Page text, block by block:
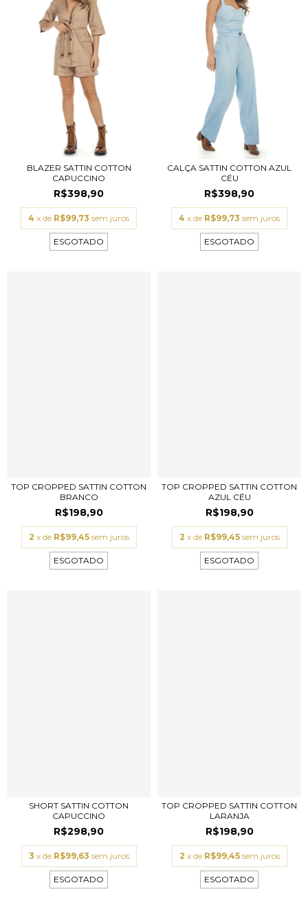
BLAZER SATTIN COTTON
CAPUCCINO
R$398,90
4 x de R$99,73 sem juros
ESGOTADO
CALÇA SATTIN COTTON AZUL
CÉU
R$398,90
4 x de R$99,73 sem juros
ESGOTADO
TOP CROPPED SATTIN COTTON
BRANCO
R$198,90
2 x de R$99,45 sem juros
ESGOTADO
TOP CROPPED SATTIN COTTON
AZUL CÉU
R$198,90
2 x de R$99,45 sem juros
ESGOTADO
SHORT SATTIN COTTON
CAPUCCINO
R$298,90
3 x de R$99,63 sem juros
ESGOTADO
TOP CROPPED SATTIN COTTON
LARANJA
R$198,90
2 x de R$99,45 sem juros
ESGOTADO